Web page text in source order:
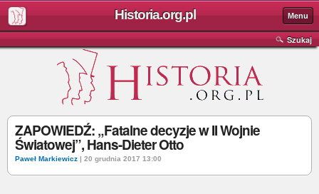
Historia.org.pl Menu
Szukaj
ZAPOWIEDŹ: „Fatalne decyzje w II Wojnie
Światowej”, Hans-Dieter Otto
Paweł Markiewicz | 20 grudnia 2017 13:00